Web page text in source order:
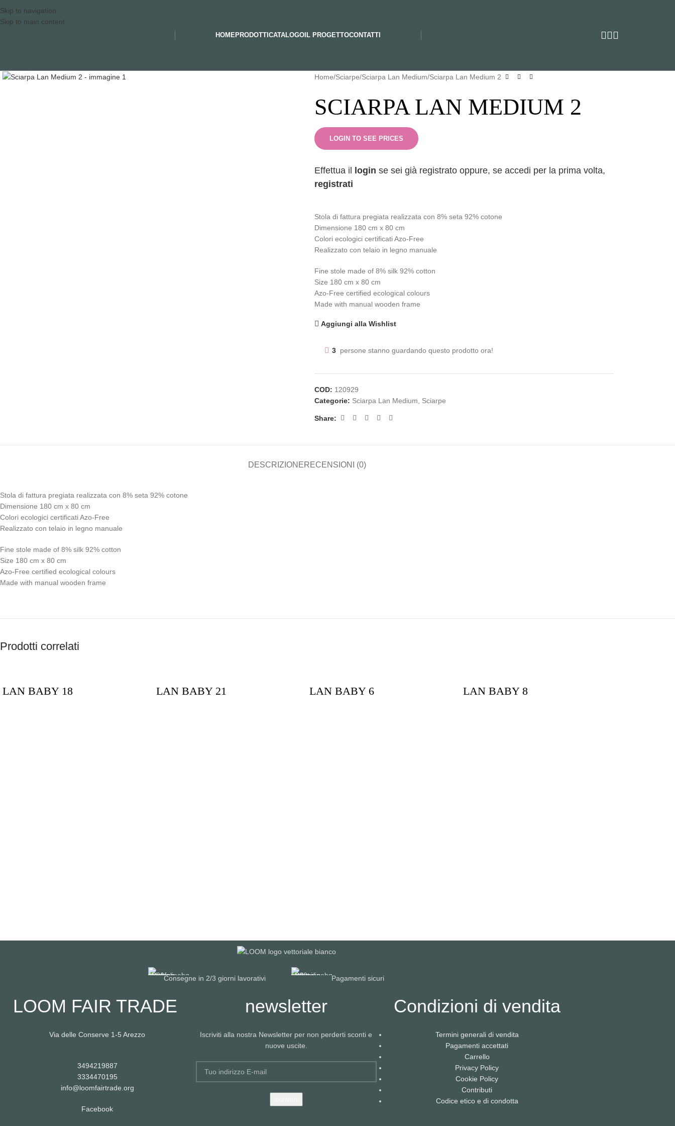
Skip to navigation
Skip to main content
HOMEPRODOTTI CATALOGOIL PROGETTOCONTATTI
Home Sciarpe Sciarpa Lan Medium Sciarpa Lan Medium 2
SCIARPA LAN MEDIUM 2
LOGIN TO SEE PRICES
Effettua il login se sei già registrato oppure, se accedi per la prima volta,
registrati
Stola di fattura pregiata realizzata con 8% seta 92% cotone
Dimensione 180 cm x 80 cm
Colori ecologici certificati Azo-Free
Realizzato con telaio in legno manuale
Fine stole made of 8% silk 92% cotton
Size 180 cm x 80 cm
Azo-Free certified ecological colours
Made with manual wooden frame
Aggiungi alla Wishlist
3 persone stanno guardando questo prodotto ora!
COD: 120929
Categorie: Sciarpa Lan Medium Sciarpe
Share:
DESCRIZIONERECENSIONI (0)
Stola di fattura pregiata realizzata con 8% seta 92% cotone
Dimensione 180 cm x 80 cm
Colori ecologici certificati Azo-Free
Realizzato con telaio in legno manuale
Fine stole made of 8% silk 92% cotton
Size 180 cm x 80 cm
Azo-Free certified ecological colours
Made with manual wooden frame
Prodotti correlati
LAN BABY 18 LAN BABY 21 LAN BABY 6 LAN BABY 8
Consegne in 2/3 giorni lavorativi Pagamenti sicuri
LOOM FAIR TRADE
Via delle Conserve 1-5 Arezzo
3494219887
3334470195
info@loomfairtrade.org
Facebook
newsletter
Iscriviti alla nostra Newsletter per non perderti sconti e
nuove uscite.
Condizioni di vendita
Termini generali di vendita
Pagamenti accettati
Carrello
Privacy Policy
Cookie Policy
Contributi
Codice etico e di condotta